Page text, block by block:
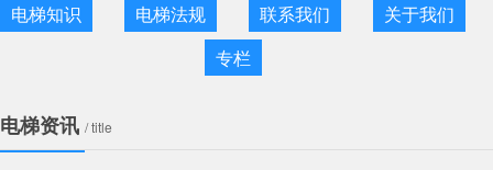
电梯知识
电梯法规 联系我们
关于我们
专栏
电梯资讯 / title